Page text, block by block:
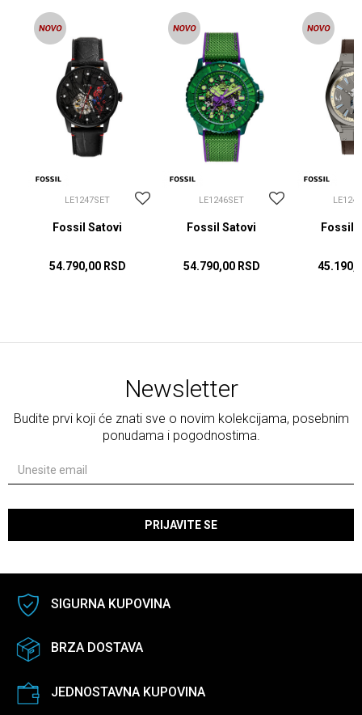
LE1247SET
Fossil Satovi
54.790,00 RSD
LE1246SET
Fossil Satovi
54.790,00 RSD
Fossil
Newsletter
Budite prvi koji će znati sve o novim kolekcijama, posebnim
ponudama i pogodnostima.
PRIJAVITE SE
SIGURNA KUPOVINA
BRZA DOSTAVA
JEDNOSTAVNA KUPOVINA